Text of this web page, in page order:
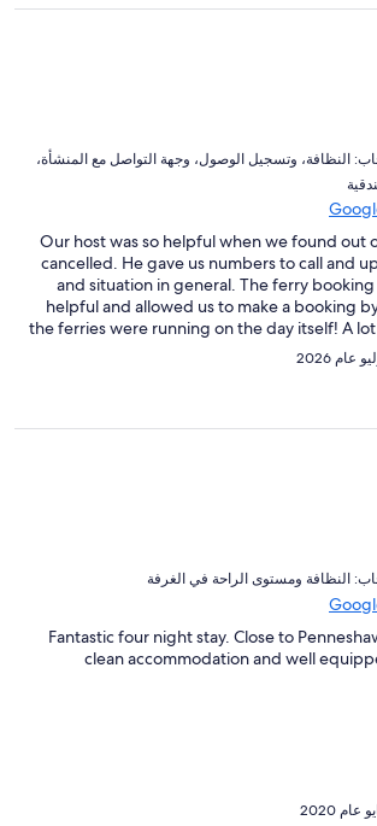
عناصر نالت الإعجاب: ⁦النظافة⁩، و⁦تسجيل الوصول⁩، و⁦جهة التواصل مع المنشأة⁩،
Our host was so helpful when we found out
cancelled. He gave us numbers to call and
and situation in general. The ferry booking
helpful and allowed us to make a booking
the ferries were running on the day itself! A
accurate. We could have flown in and hired a
an alternative. We learnt that from our
before your trip. They can give you all the
coffees to boot. The location is 2 mins
about 2 hrs to get to flinders chase. The
we could get help with anything easily.
can recommend to anyone who wants
الغرفة⁩
Fantastic four night stay. Close to
clean accommodation and well